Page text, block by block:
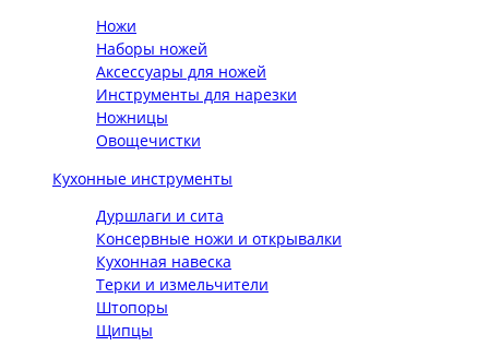
Ножи
Наборы ножей
Аксессуары для ножей
Инструменты для нарезки
Ножницы
Овощечистки
Кухонные инструменты
Дуршлаги и сита
Консервные ножи и открывалки
Кухонная навеска
Терки и измельчители
Штопоры
Щипцы